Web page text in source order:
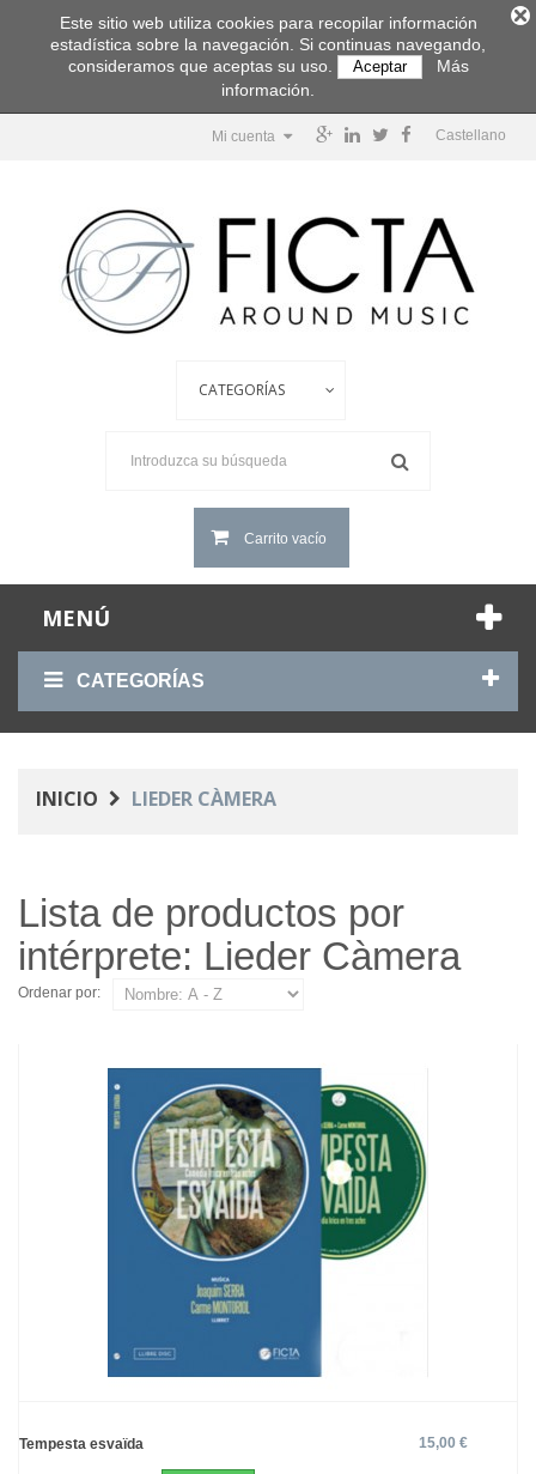
Castellano
Mi cuenta
Carrito vacío
MENÚ
CATEGORÍAS
INICIO LIEDER CÀMERA
Lista de productos por
intérprete: Lieder Càmera
Ordenar por:
Tempesta esvaïda 15,00 €
Este sitio web utiliza cookies para recopilar información
estadística sobre la navegación. Si continuas navegando,
consideramos que aceptas su uso.
Aceptar
Más
información.